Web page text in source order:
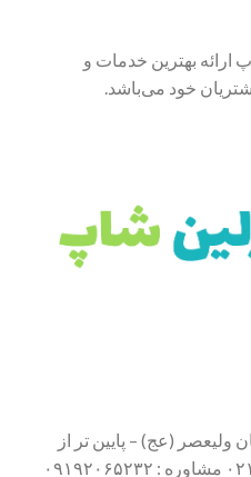
ارائه بهترین خدمات و
خود می‌باشد.
ولیعصر (عج) – پایین تر از